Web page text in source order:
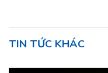
TIN TỨC KHÁC